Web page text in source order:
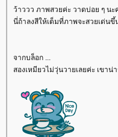
ว้าววว ภาพสวยค่ะ วาดบ่อย ๆ นะ
นี่ถ้าลงสีให้เต็มที่ภาพจะสวยเด่นขึ้
จากบล็อก ...
สองเหมียวไม่วุ่นวายเลยค่ะ เขาน่